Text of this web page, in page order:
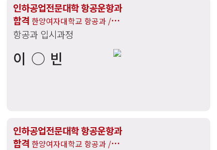
인하공업전문대학 항공운항과
합격 한양여자대학교 항공과 /
부천대학교 항공서비스과 합격
항공과 입시과정
이○빈
인하공업전문대학 항공운항과
합격 한양여자대학교 항공과 /